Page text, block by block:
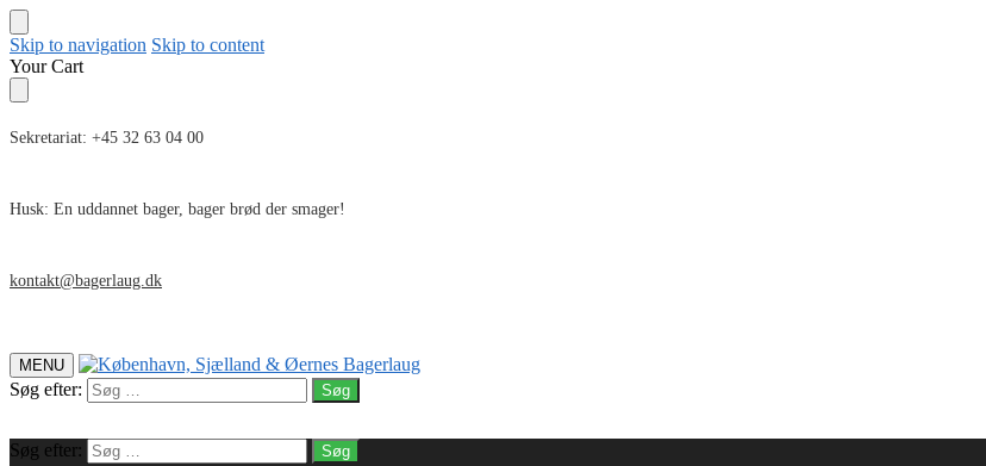
Skip to navigation Skip to content
Your Cart
Sekretariat: +45 32 63 04 00
Husk: En uddannet bager, bager brød der smager!
kontakt@bagerlaug.dk
MENU
Søg efter:
Søg efter: